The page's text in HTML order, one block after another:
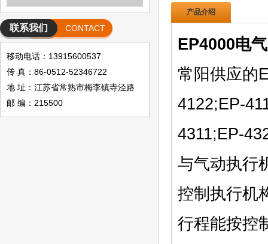
联系我们 CONTACT
移动电话：13915600537
传 真：86-0512-52346722
地 址：江苏省常熟市梅李镇寺泾路
邮 编：215500
产品介绍
EP4000电
常阳供应的
4122;EP-
4311;EP-
与气动执行
控制执行机
行程能按控